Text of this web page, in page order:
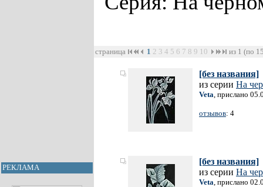
РЕКЛАМА
страница 1 2 3 4 5 6 7 8 9 10 из 1 (по
[без названия]
из серии На
Veta, прислано
отзывов: 4
[без названия]
из серии На
Veta, прислано